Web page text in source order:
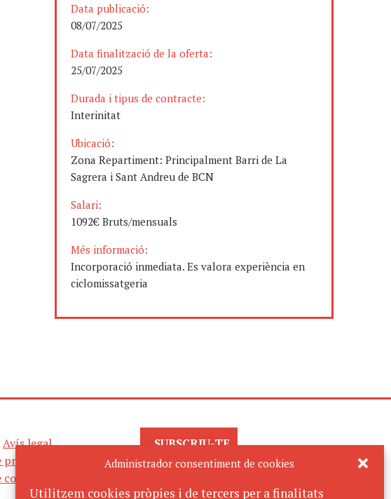
Administrador consentiment de cookies
Utilitzem cookies pròpies i de tercers per a finalitats
Data publicació:
08/07/2025
Data finalització de la oferta:
25/07/2025
Durada i tipus de contracte:
Interinitat
Ubicació:
Zona Repartiment: Principalment Barri de La
Sagrera i Sant Andreu de BCN
Salari:
1092€ Bruts/mensuals
Més informació:
Incorporació inmediata. Es valora experiència en
ciclomissatgeria
Avís legal
SUBSCRIU-TE
AL BUTLLETÍ